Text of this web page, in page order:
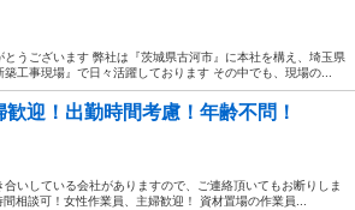
うございます 弊社は『茨城県古河市』に本社を構え、埼玉県
工事現場』で日々活躍しております その中でも、現場の...
迎！出勤時間考慮！年齢不問！
いしている会社がありますので、ご連絡頂いてもお断りしま
談可！女性作業員、主婦歓迎！ 資材置場の作業員...